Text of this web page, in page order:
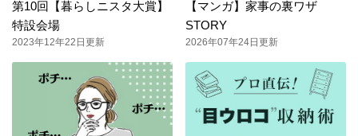
第10回【暮らしニスタ大賞】
特設会場
2023年12年22日更新
【マンガ】家事の裏ワザ
STORY
2026年07年24日更新